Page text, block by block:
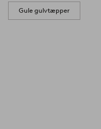
Gule gulvtæpper